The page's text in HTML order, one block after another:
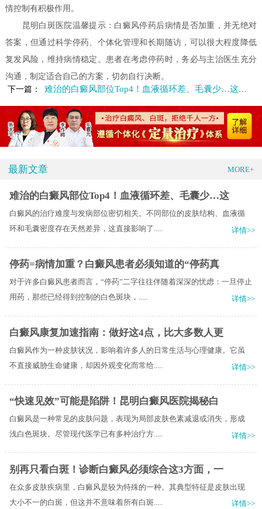
情控制有积极作用。
昆明白斑医院温馨提示：白癜风停药后病情是否加重，并无绝对
答案，但通过科学停药、个体化管理和长期随访，可以很大程度降低
复发风险，维持病情稳定。患者在考虑停药时，务必与主治医生充分
沟通，制定适合自己的方案，切勿自行决断。
下一篇：
难治的白癜风部位Top4！血液循环差、毛囊少…这些地方中招了吗？
最新文章 MORE+
难治的白癜风部位Top4！血液循环差、毛囊少…这
白癜风的治疗难度与发病部位密切相关。不同部位的皮肤结构、血液循
环和毛囊密度存在天然差异，这直接影响了.....
详情>>
停药=病情加重？白癜风患者必须知道的“停药真
对于许多白癜风患者而言，“停药”二字往往伴随着深深的忧虑：一旦停止
用药，那些已经得到控制的白色斑块，.....
详情>>
白癜风康复加速指南：做好这4点，比大多数人更
白癜风作为一种皮肤状况，影响着许多人的日常生活与心理健康。它虽
不直接威胁生命健康，却因外观变化而常给.....
详情>>
“快速见效”可能是陷阱！昆明白癜风医院揭秘白
白癜风是一种常见的皮肤问题，表现为局部皮肤色素减退或消失，形成
浅白色斑块。尽管现代医学已有多种治疗方.....
详情>>
别再只看白斑！诊断白癜风必须综合这3方面，一
在众多皮肤疾病里，白癜风是较为特殊的一种。其典型特征是皮肤出现
大小不一的白斑，但这并不意味着所有白斑.....
详情>>